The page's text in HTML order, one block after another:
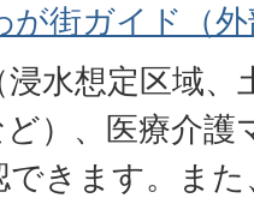
が街ガイド（
水想定区域、
）、医療介護
きます。ま